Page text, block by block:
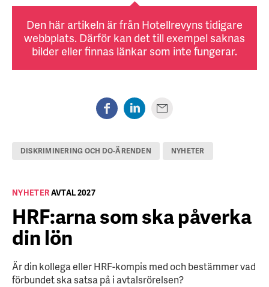
Den här artikeln är från Hotellrevyns tidigare
webbplats. Därför kan det till exempel saknas
bilder eller finnas länkar som inte fungerar.
DISKRIMINERING OCH DO-ÄRENDEN NYHETER
NYHETERAVTAL 2027
HRF:arna som ska påverka
din lön
Är din kollega eller HRF-kompis med och bestämmer vad
förbundet ska satsa på i avtalsrörelsen?